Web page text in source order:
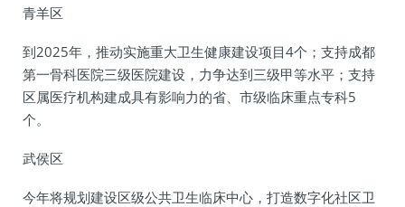
青羊区
到2025年，推动实施重大卫生健康建设项目4个；支持成都
第一骨科医院三级医院建设，力争达到三级甲等水平；支持
区属医疗机构建成具有影响力的省、市级临床重点专科5
个。
武侯区
今年将规划建设区级公共卫生临床中心，打造数字化社区卫